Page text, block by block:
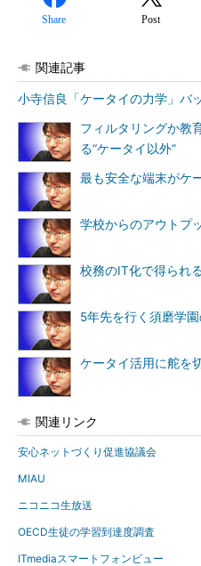
Share Post
関連記事
小寺信良「ケータイの力学」バ
フィルタリングか教
る“ケータイ以外”
最も安全な端末がケ
学校からのアウトプ
校務のIT化で得られ
5年先を行く須磨学園
ケータイ活用に舵を
関連リンク
安心ネットづくり促進協議会
MIAU
ニコニコ生放送
OECD生徒の学習到達度調査
ITmediaスマートフォンビュー